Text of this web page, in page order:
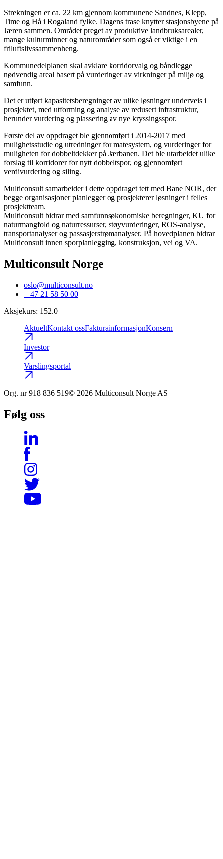
Strekningen er ca. 22 km gjennom kommunene Sandnes, Klepp,
Time og Hå i Rogaland fylke. Dagens trase knytter stasjonsbyene på
Jæren sammen. Området preget av produktive landbruksarealer,
mange kulturminner og naturområder som også er viktige i en
friluftslivssammenheng.
Kommunedelplanen skal avklare korridorvalg og båndlegge
nødvendig areal basert på vurderinger av virkninger på miljø og
samfunn.
Det er utført kapasitetsberegninger av ulike løsninger underveis i
prosjektet, med utforming og analyse av redusert infrastruktur,
herunder vurdering og plassering av nye kryssingsspor.
Første del av oppdraget ble gjennomført i 2014-2017 med
mulighetsstudie og utredninger for matesystem, og vurderinger for
muligheten for dobbeltdekker på Jærbanen. Det ble utarbeidet ulike
forslag til korridorer for nytt dobbeltspor, og gjennomført
verdivurdering og siling.
Multiconsult samarbeider i dette oppdraget tett med Bane NOR, der
begge organisasjoner planlegger og prosjekterer løsninger i felles
prosjektteam.
Multiconsult bidrar med samfunnsøkonomiske beregninger, KU for
naturmangfold og naturressurser, støyvurderinger, ROS-analyse,
transportanalyser og passasjerstrømanalyser. På hovedplanen bidrar
Multiconsult innen sporplanlegging, konstruksjon, vei og VA.
Multiconsult Norge
oslo@multiconsult.no
+ 47 21 58 50 00
Aksjekurs: 152.0
AktueltKontakt ossFakturainformasjonKonsern
Investor
Varslingsportal
Org. nr 918 836 519© 2026 Multiconsult Norge AS
Følg oss